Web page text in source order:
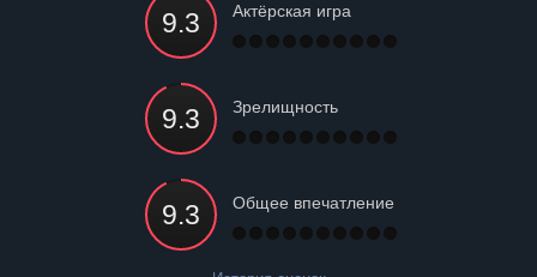
Актёрская игра
Зрелищность
Общее впечатление